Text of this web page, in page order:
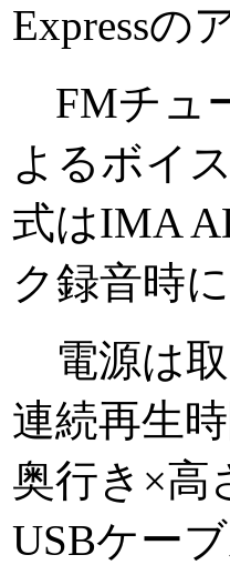
Expressの
FMチュ
よるボイ
式はIMA
ク録音時
電源は取
連続再生
奥行き×高
USBケー